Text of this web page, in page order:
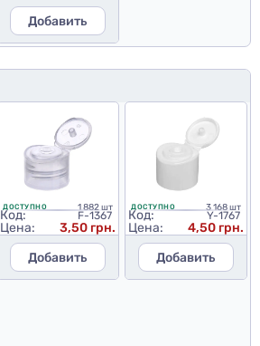
Добавить
ДОСТУПНО 1 882 шт
Код: F-1367
Цена:
3,50 грн.
Добавить
ДОСТУПНО 3 168 шт
Код: Y-1767
Цена:
4,50 грн.
Добавить